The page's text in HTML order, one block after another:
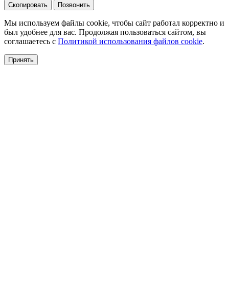
Скопировать Позвонить
Мы используем файлы cookie, чтобы сайт работал корректно и
был удобнее для вас. Продолжая пользоваться сайтом, вы
соглашаетесь с Политикой использования файлов cookie.
Принять